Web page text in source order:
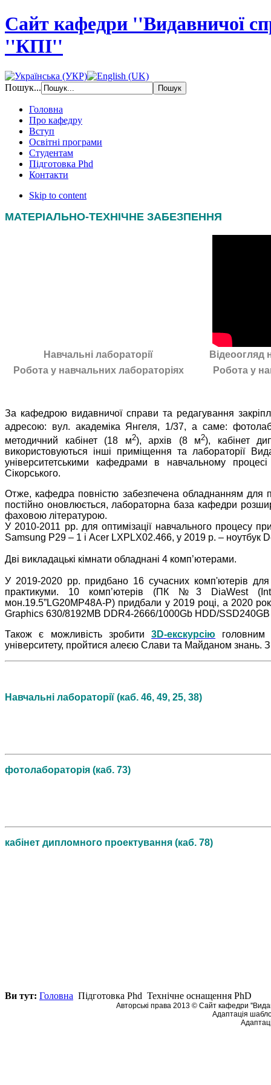
Сайт кафедри ''Видавничої
''КПІ''
Пошук...
Головна
Про кафедру
Вступ
Освітні програми
Студентам
Підготовка Phd
Контакти
Skip to content
МАТЕРІАЛЬНО-ТЕХНІЧНЕ ЗАБЕЗПЕННЯ
Навчальні лабораторії
Відеоогляд
Робота у навчальних лабораторіях
Робота у
За кафедрою видавничої справи та редагування
адресою: вул. академіка Янгеля, 1/37, а саме:
методичний кабінет (18 м2), архів (8 м2), кабінет
використовуються інші приміщення та лабораторії
університетськими кафедрами в навчальному
Сікорського.
Отже, кафедра повністю забезпечена обладнанням для
постійно оновлюється, лабораторна база кафедри
фаховою літературою.
У 2010-2011 рр. для оптимізації навчального процесу
Samsung P29 – 1 і Acer LXPLX02.466, у 2019 р. – ноутбук
Дві викладацькі кімнати обладнані 4 комп’ютерами.
У 2019-2020 рр. придбано 16 сучасних комп'ютерів для
практикуми. 10 комп’ютерів (ПК №3 DiaWest (Intel
мон.19.5”LG20MP48A-P) придбали у 2019 році, а 2020
Graphics 630/8192MB DDR4-2666/1000Gb HDD/
Також є можливість зробити3D-екскурсію головним
університету, пройтися алеєю Слави та Майданом знань.
Навчальні лабораторії (каб. 46, 49, 25, 38)
фотолабораторія (каб. 73)
кабінет дипломного проектування (каб. 78)
Ви тут: Головна Підготовка Phd Технічне оснащення PhD
Авторські права 2013 © Сайт кафедри
Адаптація